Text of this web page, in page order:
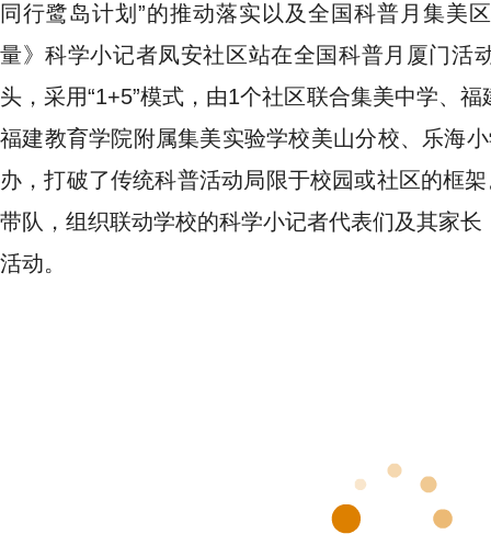
同行鹭岛计划”的推动落实以及全国科普月集美
量》科学小记者凤安社区站在全国科普月厦门活
头，采用“1+5”模式，由1个社区联合集美中学、
福建教育学院附属集美实验学校美山分校、乐海
办，打破了传统科普活动局限于校园或社区的框
带队，组织联动学校的科学小记者代表们及其家
活动。